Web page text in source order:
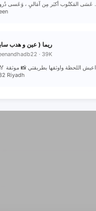
عَسَى المَكتُوب أكبَر مِن آمَاليِ ، وَعَسى
ريما ( عين و هدب
· 39K
اعيش اللحظة واوثقها بطريقتي 📸 موثقة 🏅
0530666232 Riyadh